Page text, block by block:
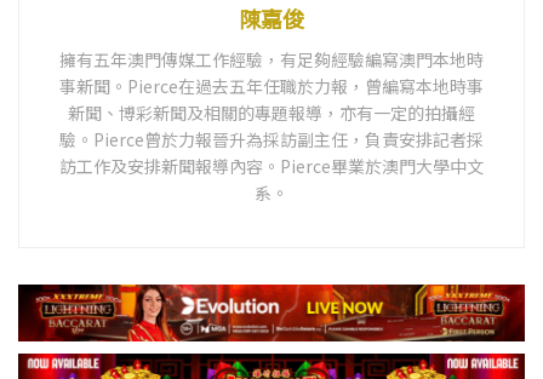
陳嘉俊
擁有五年澳門傳媒工作經驗，有足夠經驗編寫澳門本地時
事新聞。Pierce在過去五年任職於力報，曾編寫本地時事
新聞、博彩新聞及相關的專題報導，亦有一定的拍攝經
驗。Pierce曾於力報晉升為採訪副主任，負責安排記者採
訪工作及安排新聞報導內容。Pierce畢業於澳門大學中文
系。